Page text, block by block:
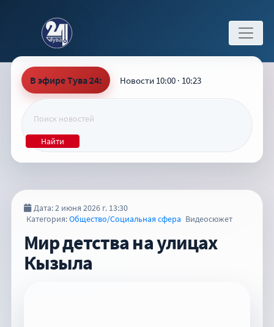
В эфире Тува 24: Новости 10:00 · 10:23
Найти
Дата: 2 июня 2026 г. 13:30
Категория:Общество/Социальная сфера Видеосюжет
Мир детства на улицах
Кызыла